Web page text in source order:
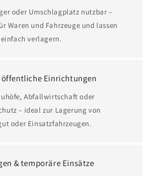
oder Umschlagplatz nutzbar –
Waren und Fahrzeuge und lassen
verlagern.
öffentliche Einrichtungen
Abfallwirtschaft oder
– ideal zur Lagerung von
oder Einsatzfahrzeugen.
& temporäre Einsätze